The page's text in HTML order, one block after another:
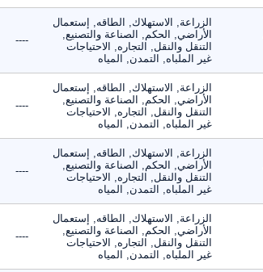
الزراعة, الاستهلاك, الطاقه, إستعمال
الأراضي, الحكم, الصناعة والتصنيع,
التنقل والنقل, التجاره, الاحتياجات
غير الملباه, التمدن, المياه
----
الزراعة, الاستهلاك, الطاقه, إستعمال
الأراضي, الحكم, الصناعة والتصنيع,
التنقل والنقل, التجاره, الاحتياجات
غير الملباه, التمدن, المياه
----
الزراعة, الاستهلاك, الطاقه, إستعمال
الأراضي, الحكم, الصناعة والتصنيع,
التنقل والنقل, التجاره, الاحتياجات
غير الملباه, التمدن, المياه
----
الزراعة, الاستهلاك, الطاقه, إستعمال
الأراضي, الحكم, الصناعة والتصنيع,
التنقل والنقل, التجاره, الاحتياجات
غير الملباه, التمدن, المياه
----